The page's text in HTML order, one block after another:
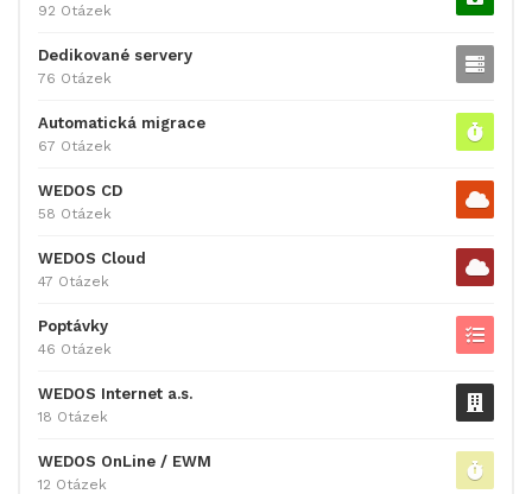
92 Otázek
Dedikované servery
76 Otázek
Automatická migrace
67 Otázek
WEDOS CD
58 Otázek
WEDOS Cloud
47 Otázek
Poptávky
46 Otázek
WEDOS Internet a.s.
18 Otázek
WEDOS OnLine / EWM
12 Otázek